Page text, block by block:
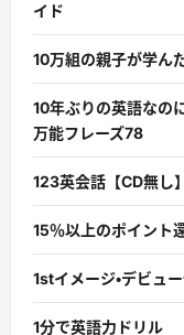
イド
10万組の親子が学ん
10年ぶりの英語なの
万能フレーズ78
123英会話【CD無し】
15％以上のポイント
1stイメージ・デビュ
1分で英語力ドリル